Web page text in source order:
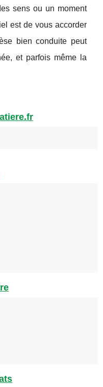
sens ou un moment
est de vous accorder
bien conduite peut
et parfois même la